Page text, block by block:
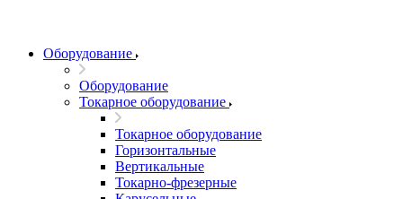
Оборудование
Оборудование
Токарное оборудование
Токарное оборудование
Горизонтальные
Вертикальные
Токарно-фрезерные